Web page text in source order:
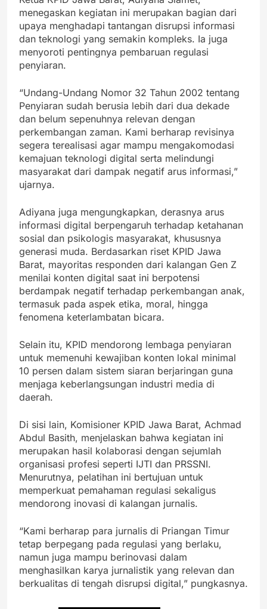
menegaskan kegiatan ini merupakan bagian dari
upaya menghadapi tantangan disrupsi informasi
dan teknologi yang semakin kompleks. Ia juga
menyoroti pentingnya pembaruan regulasi
penyiaran.
“Undang-Undang Nomor 32 Tahun 2002 tentang
Penyiaran sudah berusia lebih dari dua dekade
dan belum sepenuhnya relevan dengan
perkembangan zaman. Kami berharap revisinya
segera terealisasi agar mampu mengakomodasi
kemajuan teknologi digital serta melindungi
masyarakat dari dampak negatif arus informasi,”
ujarnya.
Adiyana juga mengungkapkan, derasnya arus
informasi digital berpengaruh terhadap ketahanan
sosial dan psikologis masyarakat, khususnya
generasi muda. Berdasarkan riset KPID Jawa
Barat, mayoritas responden dari kalangan Gen Z
menilai konten digital saat ini berpotensi
berdampak negatif terhadap perkembangan anak,
termasuk pada aspek etika, moral, hingga
fenomena keterlambatan bicara.
Selain itu, KPID mendorong lembaga penyiaran
untuk memenuhi kewajiban konten lokal minimal
10 persen dalam sistem siaran berjaringan guna
menjaga keberlangsungan industri media di
daerah.
Di sisi lain, Komisioner KPID Jawa Barat, Achmad
Abdul Basith, menjelaskan bahwa kegiatan ini
merupakan hasil kolaborasi dengan sejumlah
organisasi profesi seperti IJTI dan PRSSNI.
Menurutnya, pelatihan ini bertujuan untuk
memperkuat pemahaman regulasi sekaligus
mendorong inovasi di kalangan jurnalis.
“Kami berharap para jurnalis di Priangan Timur
tetap berpegang pada regulasi yang berlaku,
namun juga mampu berinovasi dalam
menghasilkan karya jurnalistik yang relevan dan
berkualitas di tengah disrupsi digital,” pungkasnya.